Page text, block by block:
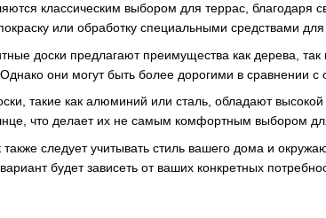
классическим выбором для террас, благодаря
или обработку специальными средствами
доски предлагают преимущества как дерева,
они могут быть более дорогими в сравнении
такие как алюминий или сталь, обладают
что делает их не самым комфортным выбором
следует учитывать стиль вашего дома и
будет зависеть от ваших конкретных